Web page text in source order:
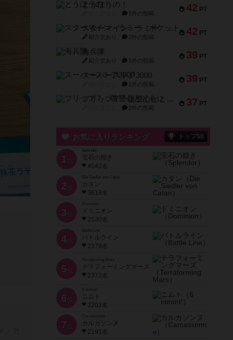
42 PT
とうほうの！
1件の投稿
42 PT
スターマイン・ラミー ポケット
紹介文あり 2件の投稿
39 PT
海兵隊
紹介文あり 1件の投稿
39 PT
スーパーストア3000
1件の投稿
37 PT
フリップ７：復讐心とともに
2件の投稿
お気に入りランキング トップ50
1 位
宝石の煌き
4042名
2 位
Die Siedler von Catan
カタン
3618名
3 位
ドミニオン
2530名
4位
Battle Line
バトルライン
2379名
5 位
Terraforming Mars
テラフォーミングマーズ
2372名
6 位
ニムト
2202名
7 位
Carcassonne
カルカソンヌ
2191名